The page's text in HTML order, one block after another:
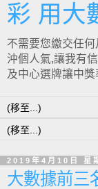
彩 用大
不需要您繳交任
沖個人氣,讓我有
及中心選牌讓中
2019年4月10日 星
大數據前三